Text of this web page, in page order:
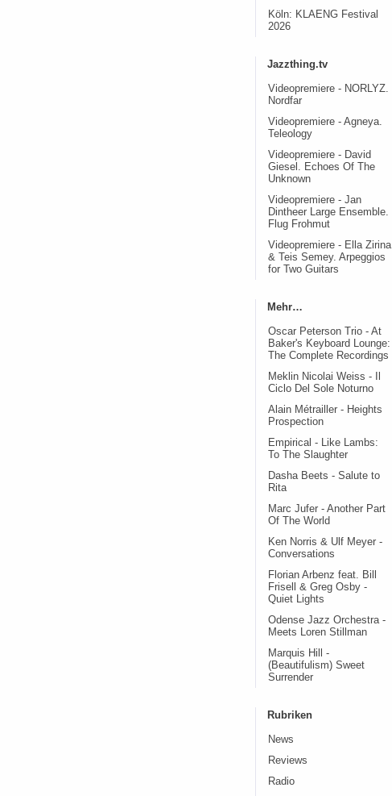
Köln: KLAENG Festival
2026
Jazzthing.tv
Videopremiere - NORLYZ.
Nordfar
Videopremiere - Agneya.
Teleology
Videopremiere - David
Giesel. Echoes Of The
Unknown
Videopremiere - Jan
Dintheer Large Ensemble.
Flug Frohmut
Videopremiere - Ella Zirina
& Teis Semey. Arpeggios
for Two Guitars
Mehr…
Oscar Peterson Trio - At
Baker's Keyboard Lounge:
The Complete Recordings
Meklin Nicolai Weiss - Il
Ciclo Del Sole Noturno
Alain Métrailler - Heights
Prospection
Empirical - Like Lambs:
To The Slaughter
Dasha Beets - Salute to
Rita
Marc Jufer - Another Part
Of The World
Ken Norris & Ulf Meyer -
Conversations
Florian Arbenz feat. Bill
Frisell & Greg Osby -
Quiet Lights
Odense Jazz Orchestra -
Meets Loren Stillman
Marquis Hill -
(Beautifulism) Sweet
Surrender
Rubriken
News
Reviews
Radio